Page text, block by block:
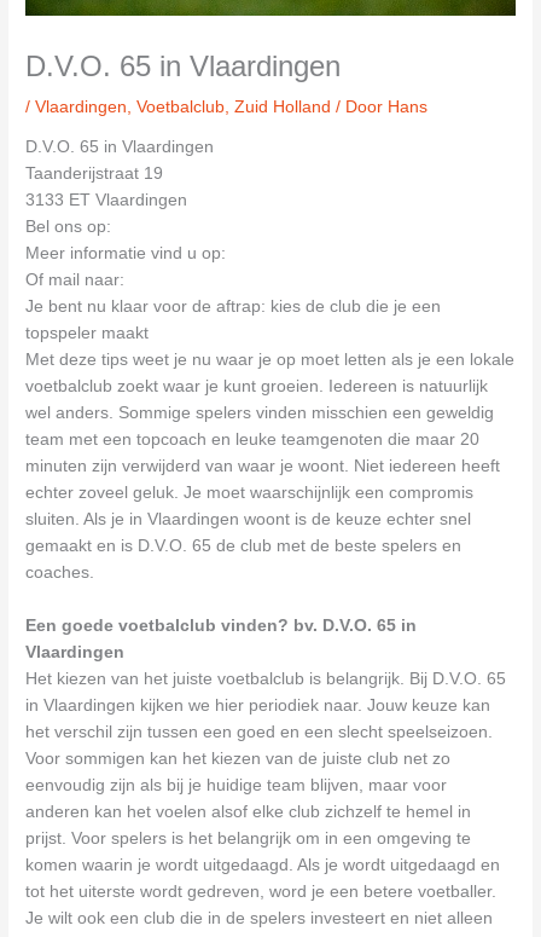
D.V.O. 65 in Vlaardingen
/Vlaardingen ,Voetbalclub ,Zuid Holland / Door Hans
D.V.O. 65 in Vlaardingen
Taanderijstraat 19
3133 ET Vlaardingen
Bel ons op:
Meer informatie vind u op:
Of mail naar:
Je bent nu klaar voor de aftrap: kies de club die je een
topspeler maakt
Met deze tips weet je nu waar je op moet letten als je een lokale
voetbalclub zoekt waar je kunt groeien. Iedereen is natuurlijk
wel anders. Sommige spelers vinden misschien een geweldig
team met een topcoach en leuke teamgenoten die maar 20
minuten zijn verwijderd van waar je woont. Niet iedereen heeft
echter zoveel geluk. Je moet waarschijnlijk een compromis
sluiten. Als je in Vlaardingen woont is de keuze echter snel
gemaakt en is D.V.O. 65 de club met de beste spelers en
coaches.
Een goede voetbalclub vinden? bv. D.V.O. 65 in
Vlaardingen
Het kiezen van het juiste voetbalclub is belangrijk. Bij D.V.O. 65
in Vlaardingen kijken we hier periodiek naar. Jouw keuze kan
het verschil zijn tussen een goed en een slecht speelseizoen.
Voor sommigen kan het kiezen van de juiste club net zo
eenvoudig zijn als bij je huidige team blijven, maar voor
anderen kan het voelen alsof elke club zichzelf te hemel in
prijst. Voor spelers is het belangrijk om in een omgeving te
komen waarin je wordt uitgedaagd. Als je wordt uitgedaagd en
tot het uiterste wordt gedreven, word je een betere voetballer.
Je wilt ook een club die in de spelers investeert en niet alleen